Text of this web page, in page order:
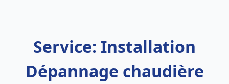
Service: Installation
Dépannage chaudière